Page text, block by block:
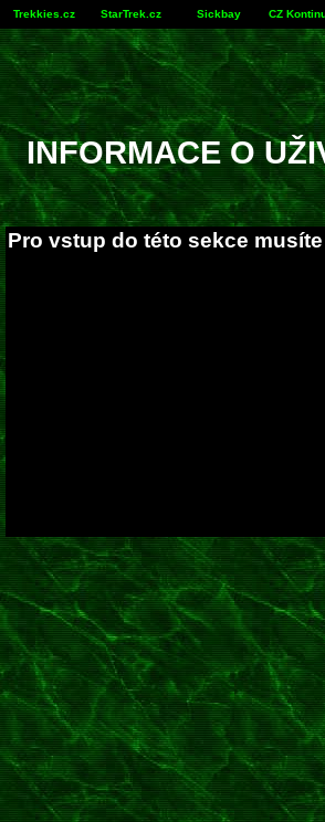
Trekkies.cz StarTrek.cz Sickbay CZ
INFORMACE O
Pro vstup do této sekce